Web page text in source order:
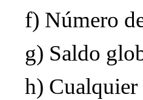
f) Número
g) Saldo
h) Cualquier